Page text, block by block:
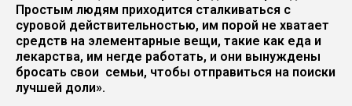
Простым людям приходится сталкиваться с
суровой действительностью, им порой не хватает
средств на элементарные вещи, такие как еда и
лекарства, им негде работать, и они вынуждены
бросать свои семьи, чтобы отправиться на поиски
лучшей доли».